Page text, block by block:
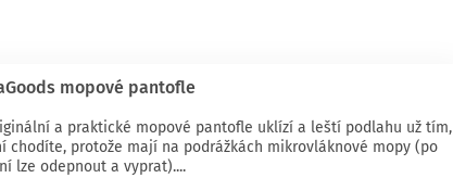
mopové pantofle
a praktické mopové pantofle uklízí a leští podlahu už tím,
chodíte, protože mají na podrážkách mikrovláknové mopy (po
lze odepnout a vyprat)....